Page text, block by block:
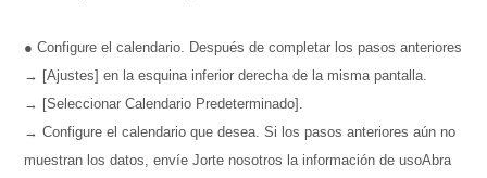
● Configure el calendario. Después de completar los pasos anteriores
→ [Ajustes] en la esquina inferior derecha de la misma pantalla.
→ [Seleccionar Calendario Predeterminado].
→ Configure el calendario que desea. Si los pasos anteriores aún no
muestran los datos, envíe Jorte nosotros la información de usoAbra